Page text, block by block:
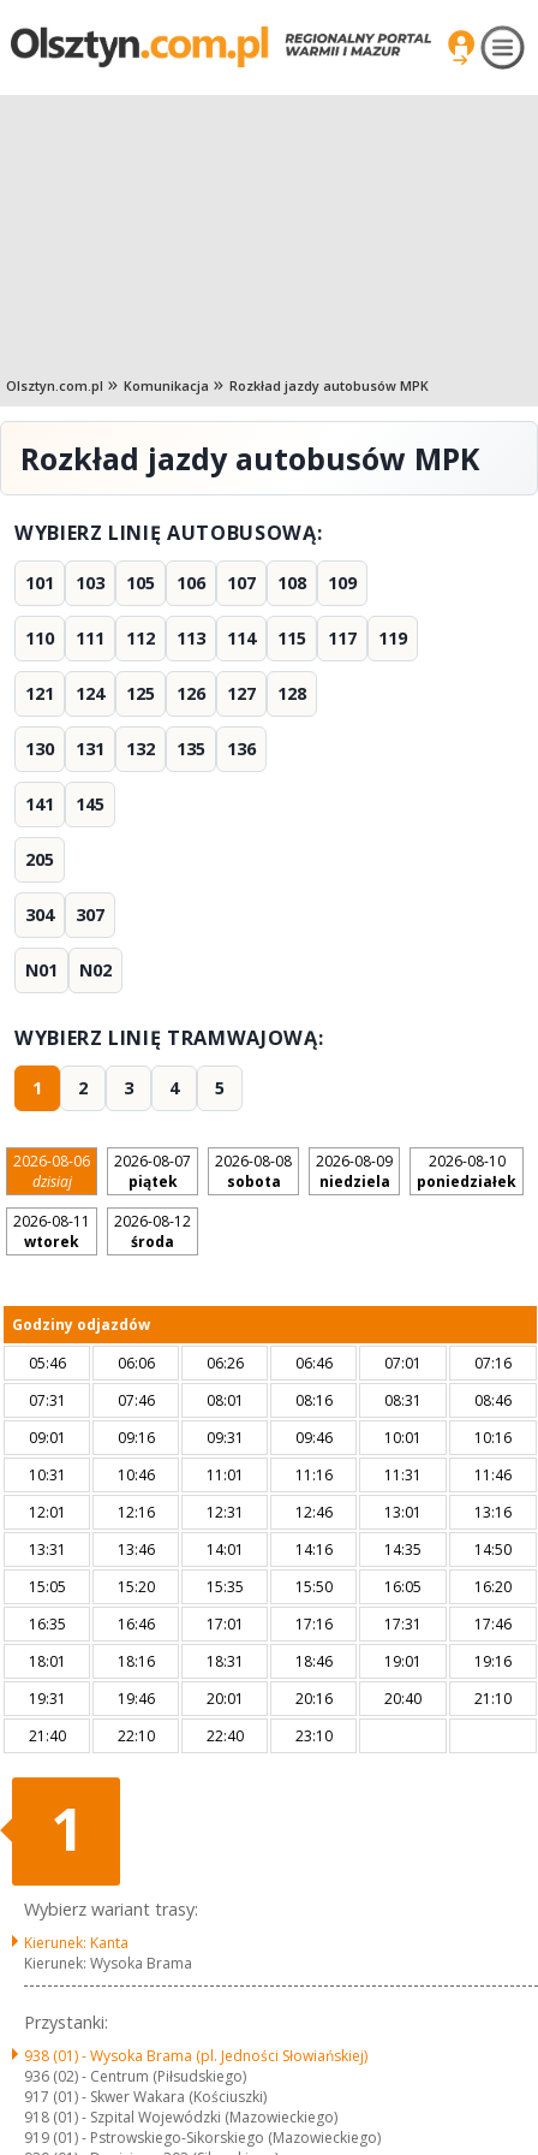
Olsztyn.com.pl Komunikacja Rozkład jazdy autobusów MPK
Rozkład jazdy autobusów MPK
WYBIERZ LINIĘ AUTOBUSOWĄ:
101 103 105 106 107 108 109
110 111 112 113 114 115 117 119
121 124 125 126 127 128
130 131 132 135 136
141 145
205
304 307
N01 N02
WYBIERZ LINIĘ TRAMWAJOWĄ:
1 2 3 4 5
2026-08-06
dzisiaj
2026-08-07
piątek
2026-08-08
sobota
2026-08-09
niedziela
2026-08-10
poniedziałek
2026-08-11
wtorek
2026-08-12
środa
Godziny odjazdów
05:46
06:06 06:26 06:46 07:01
07:16
07:31
07:46 08:01 08:16 08:31
08:46
09:01
09:16 09:31 09:46 10:01
10:16
10:31
10:46 11:01 11:16 11:31
11:46
12:01
12:16 12:31 12:46 13:01
13:16
13:31
13:46 14:01 14:16 14:35
14:50
15:05
15:20 15:35 15:50 16:05
16:20
16:35
16:46 17:01 17:16 17:31
17:46
18:01
18:16 18:31 18:46 19:01
19:16
19:31
19:46 20:01 20:16 20:40
21:10
21:40
22:10 22:40 23:10
1
Wybierz wariant trasy:
Kierunek: Kanta
Kierunek: Wysoka Brama
Przystanki:
938 (01) -Wysoka Brama (pl. Jedności Słowiańskiej)
936 (02) - Centrum (Piłsudskiego)
917 (01) - Skwer Wakara (Kościuszki)
918 (01) - Szpital Wojewódzki (Mazowieckiego)
919 (01) - Pstrowskiego-Sikorskiego (Mazowieckiego)